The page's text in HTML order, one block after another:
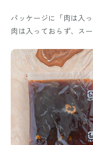
パッケージに「肉は入
肉は入っておらず、ス